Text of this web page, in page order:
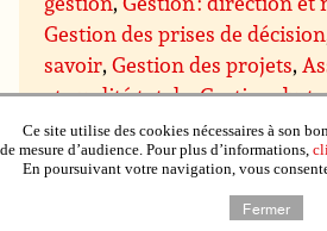
Gestion des prises de décision
savoir,Gestion des projets,
et qualité totale,Gestion du
domaines particuliers,
financière,Gestion du
ressources humaines,
de la propriété et du matériel
Ce site utilise des cookies nécessaires à son
de mesure d’audience. Pour plus d’informations,
En poursuivant votre navigation, vous
Fermer